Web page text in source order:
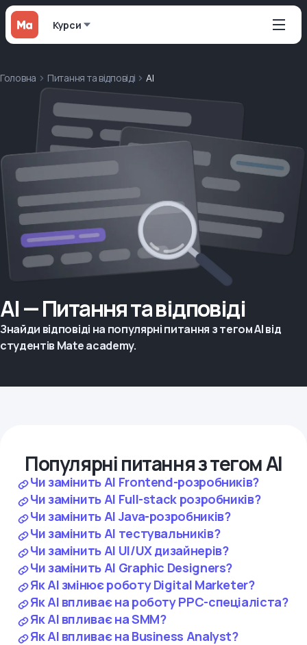
Курси
Головна Питання та відповіді AI
AI — Питання та відповіді
Знайди відповіді на популярні питання з тегом AI від
студентів Mate academy.
Популярні питання з тегом AI
Чи замінить AI Frontend-розробників?
Чи замінить AI Full-stack розробників?
Чи замінить AI Java-розробників?
Чи замінить AI тестувальників?
Чи замінить AI UI/UX дизайнерів?
Чи замінить AI Graphic Designers?
Як AI змінює роботу Digital Marketer?
Як AI впливає на роботу PPC-спеціаліста?
Як AI впливає на SMM?
Як AI впливає на Business Analyst?